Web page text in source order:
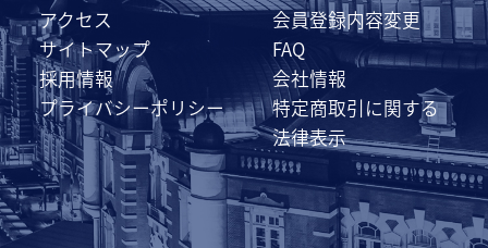
アクセス
会員登録内容変更
サイトマップ
FAQ
採用情報
会社情報
プライバシーポリシー
特定商取引に関する
法律表示